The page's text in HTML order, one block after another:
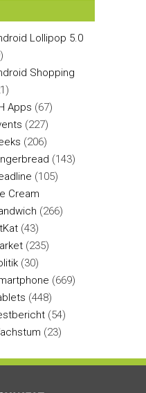
Lollipop 5.0
Shopping
Apps (67)
(227)
(206)
(143)
(105)
Cream
(266)
(43)
(235)
(30)
(669)
(448)
(54)
(23)